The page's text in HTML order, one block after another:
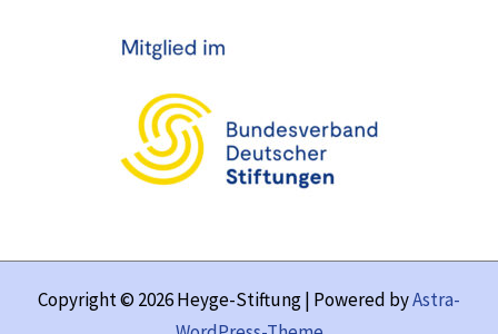
Copyright © 2026 Heyge-Stiftung | Powered byAstra-